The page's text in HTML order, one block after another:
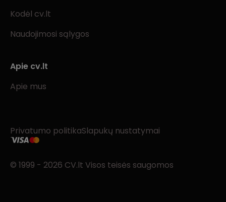
Kodėl cv.lt
Naudojimosi sąlygos
Apie cv.lt
Apie mus
Privatumo politikaSlapukų nustatymai
© 1999 - 2026 CV.lt Visos teisės saugomos